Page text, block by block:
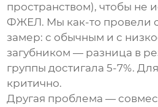
пространством), чтобы не
ФЖЕЛ. Мы как-то провели
замер: с обычным и с
загубником — разница в
группы достигала 5-7%.
критично.
Другая проблема —